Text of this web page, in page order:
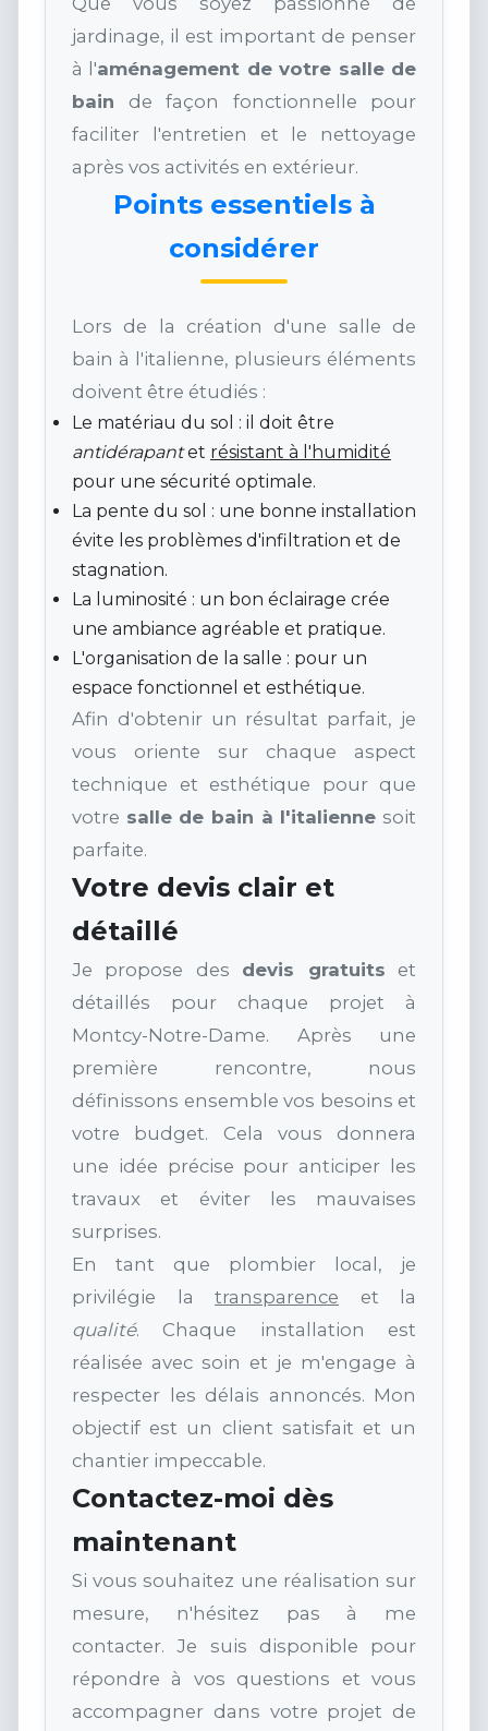
jardinage, il est important de penser
à l'aménagement de votre salle de
bain de façon fonctionnelle pour
faciliter l'entretien et le nettoyage
après vos activités en extérieur.
Points essentiels à
considérer
Lors de la création d'une salle de
bain à l'italienne, plusieurs éléments
doivent être étudiés :
Le matériau du sol : il doit être
antidérapantet résistant à l'humidité
pour une sécurité optimale.
La pente du sol : une bonne installation
évite les problèmes d'infiltration et de
stagnation.
La luminosité : un bon éclairage crée
une ambiance agréable et pratique.
L'organisation de la salle : pour un
espace fonctionnel et esthétique.
Afin d'obtenir un résultat parfait, je
vous oriente sur chaque aspect
technique et esthétique pour que
votre salle de bain à l'italienne soit
parfaite.
Votre devis clair et
détaillé
Je propose des devis gratuits et
détaillés pour chaque projet à
Montcy-Notre-Dame. Après une
première rencontre, nous
définissons ensemble vos besoins et
votre budget. Cela vous donnera
une idée précise pour anticiper les
travaux et éviter les mauvaises
surprises.
En tant que plombier local, je
privilégie la transparence et la
qualité. Chaque installation est
réalisée avec soin et je m'engage à
respecter les délais annoncés. Mon
objectif est un client satisfait et un
chantier impeccable.
Contactez-moi dès
maintenant
Si vous souhaitez une réalisation sur
mesure, n'hésitez pas à me
contacter. Je suis disponible pour
répondre à vos questions et vous
accompagner dans votre projet de